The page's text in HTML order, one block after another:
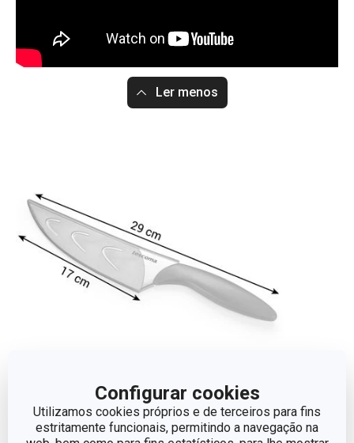
Configurar cookies
Utilizamos cookies próprios e de terceiros para fins
estritamente funcionais, permitindo a navegação na
Ler menos
Dimensões